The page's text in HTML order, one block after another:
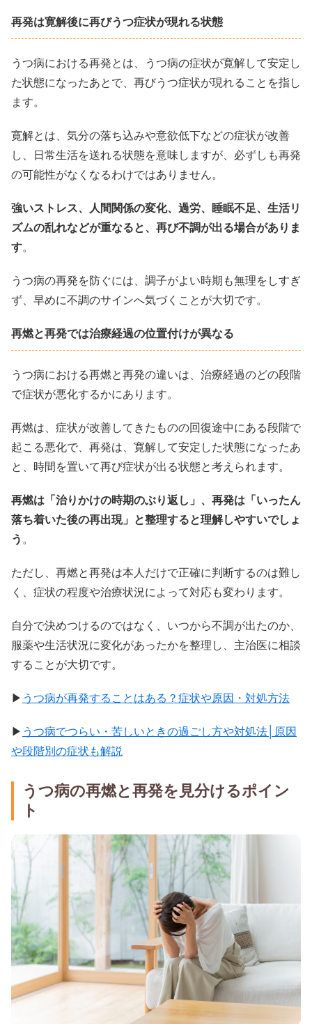
再発は寛解後に再びうつ症状が現れる状態
うつ病における再発とは、うつ病の症状が寛解して安定し
た状態になったあとで、再びうつ症状が現れることを指し
ます。
寛解とは、気分の落ち込みや意欲低下などの症状が改善
し、日常生活を送れる状態を意味しますが、必ずしも再発
の可能性がなくなるわけではありません。
強いストレス、人間関係の変化、過労、睡眠不足、生活リ
ズムの乱れなどが重なると、再び不調が出る場合がありま
す。
うつ病の再発を防ぐには、調子がよい時期も無理をしすぎ
ず、早めに不調のサインへ気づくことが大切です。
再燃と再発では治療経過の位置付けが異なる
うつ病における再燃と再発の違いは、治療経過のどの段階
で症状が悪化するかにあります。
再燃は、症状が改善してきたものの回復途中にある段階で
起こる悪化で、再発は、寛解して安定した状態になったあ
と、時間を置いて再び症状が出る状態と考えられます。
再燃は「治りかけの時期のぶり返し」、再発は「いったん
落ち着いた後の再出現」と整理すると理解しやすいでしょ
う。
ただし、再燃と再発は本人だけで正確に判断するのは難し
く、症状の程度や治療状況によって対応も変わります。
自分で決めつけるのではなく、いつから不調が出たのか、
服薬や生活状況に変化があったかを整理し、主治医に相談
することが大切です。
▶ うつ病が再発することはある？症状や原因・対処方法
▶ うつ病でつらい・苦しいときの過ごし方や対処法│原因
や段階別の症状も解説
うつ病の再燃と再発を見分けるポイン
ト